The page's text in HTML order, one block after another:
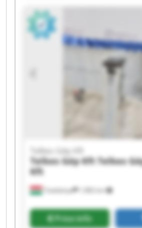
Telkes Gép Kft Telkes Gép Kft
Telkes Gép Kft Telkes Gép Kft
Telkes Gép Kft Telkes Gép Kft
Tatabánya 1,982 km
Telkes Gép Kft
Telkes Gép Kft Telkes
Kft
Price info